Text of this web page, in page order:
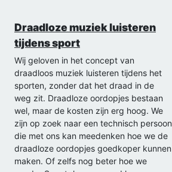
Groetjes, Debbie en Fenna
Draadloze muziek luisteren
tijdens sport
Wij geloven in het concept van
draadloos muziek luisteren tijdens het
sporten, zonder dat het draad in de
weg zit. Draadloze oordopjes bestaan
wel, maar de kosten zijn erg hoog. We
zijn op zoek naar een technisch persoon
die met ons kan meedenken hoe we de
draadloze oordopjes goedkoper kunnen
maken. Of zelfs nog beter hoe we